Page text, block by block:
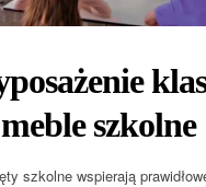
klas
szkolne
szkolne wspierają